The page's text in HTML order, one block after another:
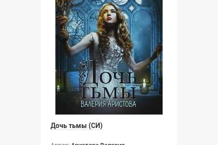
Дочь тьмы (СИ)